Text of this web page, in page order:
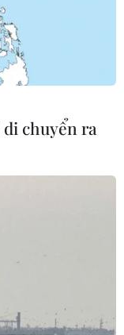
di chuyển ra